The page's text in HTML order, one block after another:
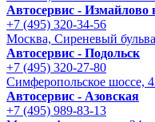
Автосервис -
+7 (495) 320-34-56
Москва, Сиреневый
Автосервис - Подольск
+7 (495) 320-27-80
Симферопольское шоссе,
Автосервис - Азовская
+7 (495) 989-83-13